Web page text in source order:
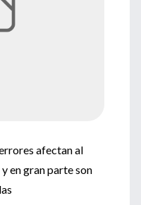
afectan al
en gran parte son